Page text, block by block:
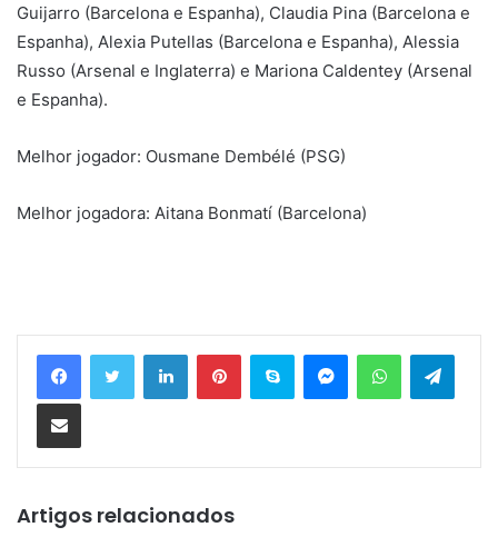
Guijarro (Barcelona e Espanha), Claudia Pina (Barcelona e
Espanha), Alexia Putellas (Barcelona e Espanha), Alessia
Russo (Arsenal e Inglaterra) e Mariona Caldentey (Arsenal
e Espanha).
Melhor jogador: Ousmane Dembélé (PSG)
Melhor jogadora: Aitana Bonmatí (Barcelona)
Artigos relacionados